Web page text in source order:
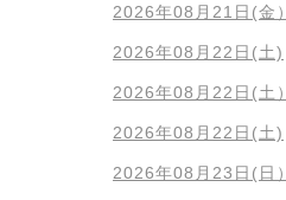
2026年08月21日(金）
2026年08月22日(土)
2026年08月22日(土）
2026年08月22日(土)
2026年08月23日(日）